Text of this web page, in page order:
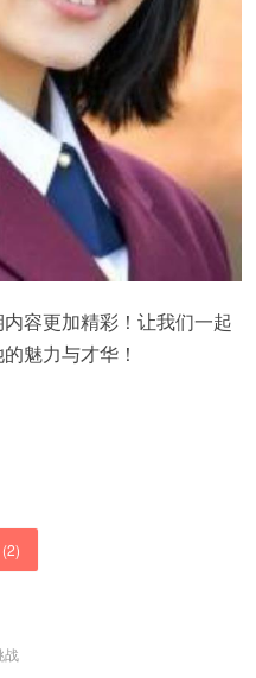
容更加精彩！让我们一起
魅力与才华！
2)
战